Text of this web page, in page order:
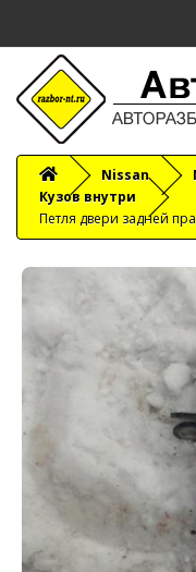
Nissan
Кузов внутри
Петля двери задней